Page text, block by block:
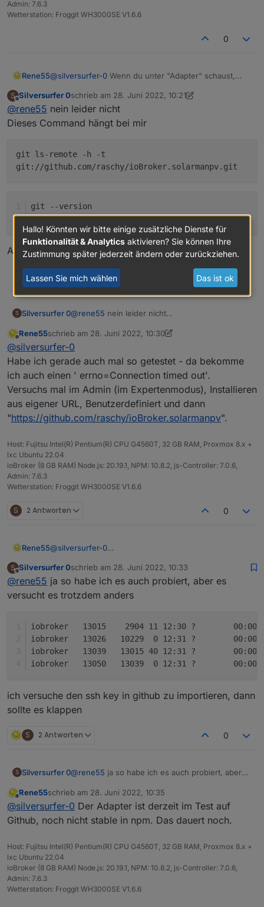
Für Fragen und Anregungen habe ich immer ein
Admin: 7.6.3
Wetterstation: Froggit WH3000SE V1.6.6
0
Rene55@silversurfer-0 Wenn du unter "Adapter" schaust,
S
Offline
Silversurfer 0schrieb am 28. Juni 2022, 10:21
zuletzt editiert von Silversurfer 0
@rene55 nein leider nicht
Dieses Command hängt bei mir
git ls-remote -h -t
git://github.com/raschy/ioBroker.solarmanpv.git
git
--version
git version 2.30.2
Auch git clone hängt. Sehr komisch
0
S Silversurfer 0@rene55 nein leider nicht
git --version
Auch git clone hängt. Sehr komisch
Offline
Rene55schrieb am 28. Juni 2022, 10:30
zuletzt editiert von Rene55
@silversurfer-0
Habe ich gerade auch mal so getestet - da bekomme
ich auch einen ' errno=Connection timed out'.
Versuchs mal im Admin (im Expertenmodus), Installieren
aus eigener URL, Benutzerdefiniert und dann
"https://github.com/raschy/ioBroker.solarmanpv".
Host: Fujitsu Intel(R) Pentium(R) CPU G4560T, 32 GB RAM, Proxmox 8.x +
lxc Ubuntu 22.04
ioBroker (8 GB RAM) Node.js: 20.19.1, NPM: 10.8.2, js-Controller: 7.0.6,
Admin: 7.6.3
Wetterstation: Froggit WH3000SE V1.6.6
S 2 Antworten 0
Rene55@silversurfer-0
ich auch einen ' errno=Connection timed out'.
Versuchs mal im Admin (im Expertenmodus),
Installieren aus eigener URL, Benutzerdefiniert und
S
Offline
Silversurfer 0schrieb am 28. Juni 2022, 10:33
zuletzt editiert von
@rene55 ja so habe ich es auch probiert, aber es
versucht es trotzdem anders
iobroker   13015    2904 11 12:30 ?
iobroker   13026   10229  0 12:31 ?
iobroker   13039   13015 40 12:31 ?
iobroker   13050   13039  0 12:31 ?
ich versuche den ssh key in github zu importieren, dann
sollte es klappen
S 2 Antworten 0
S Silversurfer 0@rene55 ja so habe ich es auch probiert, aber
iobroker   13015    2904 11 12:30 ?
iobroker   13026   10229  0 12:31 ?
iobroker   13039   13015 40 12:31 ?
ich versuche den ssh key in github zu
importieren, dann sollte es klappen
Offline
Rene55schrieb am 28. Juni 2022, 10:35
zuletzt editiert von
@silversurfer-0 Der Adapter ist derzeit im Test auf
Github, noch nicht stable in npm. Das dauert noch.
Host: Fujitsu Intel(R) Pentium(R) CPU G4560T, 32 GB RAM, Proxmox 8.x +
lxc Ubuntu 22.04
ioBroker (8 GB RAM) Node.js: 20.19.1, NPM: 10.8.2, js-Controller: 7.0.6,
Admin: 7.6.3
Wetterstation: Froggit WH3000SE V1.6.6
Hallo! Könnten wir bitte einige zusätzliche Dienste für
Funktionalität & Analytics aktivieren? Sie können Ihre
Zustimmung später jederzeit ändern oder zurückziehen.
Lassen Sie mich wählen Das ist ok